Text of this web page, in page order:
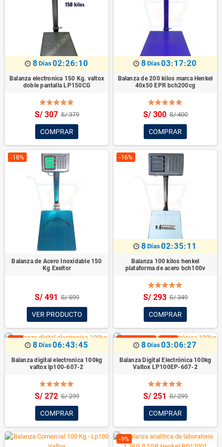
8 Días02:26:08
Balanza electronica 150 Kg. valtox
doble pantalla LP150CG
S/ 307 S/ 379
COMPRAR
8 Días03:17:18
Balanza de 200 kilos marca Henkel
40x50 EPR bch200cg
S/ 300 S/ 400
COMPRAR
-18%
Balanza de Acero Inoxidable 150
Kg Exeltor
S/ 491 S/ 599
VER PRODUCTO
-16%
8 Días02:35:09
Balanza 100 kilos henkel
plataforma de acero bch100v
S/ 293 S/ 349
COMPRAR
-9%
8 Días06:43:43
Balanza digital electronica 100kg
valtox lp100-607-2
S/ 272 S/ 299
COMPRAR
¡EN OFERTA! -16%
8 Días03:06:25
Balanza Digital Electrónica 100kg
Valtox LP100EP-607-2
S/ 251 S/ 299
COMPRAR
-9%